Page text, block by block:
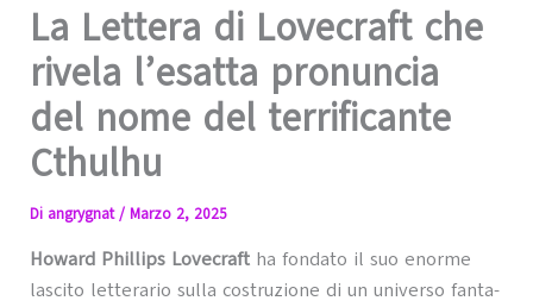
La Lettera di Lovecraft che
rivela l’esatta pronuncia
del nome del terrificante
Cthulhu
Di angrygnat/ Marzo 2, 2025
Howard Phillips Lovecraftha fondato il suo enorme
lascito letterario sulla costruzione di un universo fanta-